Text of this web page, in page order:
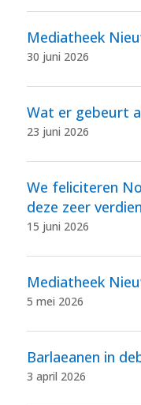
Mediatheek
30 juni 2026
Wat er gebeurt
23 juni 2026
We feliciteren
deze zeer
15 juni 2026
Mediatheek
5 mei 2026
Barlaeanen in
3 april 2026